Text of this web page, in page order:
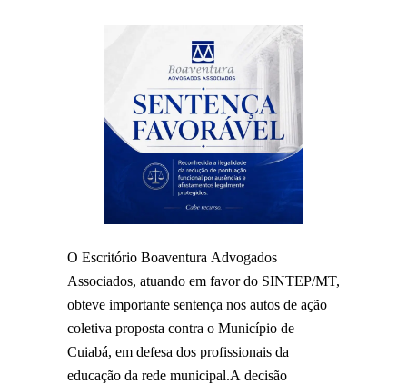
O Escritório Boaventura Advogados
Associados, atuando em favor do SINTEP/MT,
obteve importante sentença nos autos de ação
coletiva proposta contra o Município de
Cuiabá, em defesa dos profissionais da
educação da rede municipal.A decisão